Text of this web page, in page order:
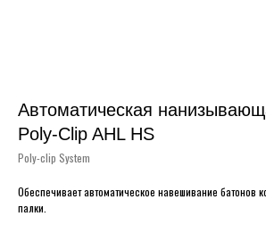
Автоматическая
Poly-Clip AHL HS
Poly-clip System
Обеспечивает автоматическое навешивание батонов
палки.